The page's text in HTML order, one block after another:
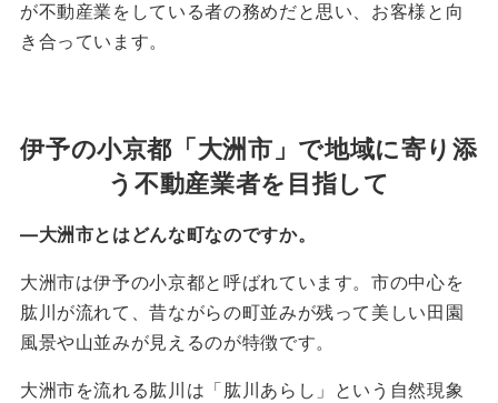
が不動産業をしている者の務めだと思い、お客様と向
き合っています。
伊予の小京都「大洲市」で地域に寄り添
う不動産業者を目指して
―大洲市とはどんな町なのですか。
大洲市は伊予の小京都と呼ばれています。市の中心を
肱川が流れて、昔ながらの町並みが残って美しい田園
風景や山並みが見えるのが特徴です。
大洲市を流れる肱川は「肱川あらし」という自然現象